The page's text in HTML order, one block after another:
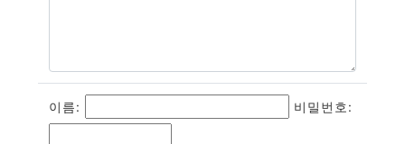
이름: 비밀번호: